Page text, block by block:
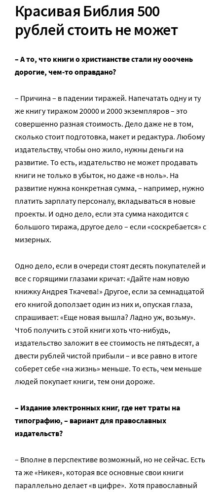
Красивая Библия 500
рублей стоить не может
– А то, что книги о христианстве стали ну ооочень
дорогие, чем-то оправдано?
– Причина – в падении тиражей. Напечатать одну и ту
же книгу тиражом 20000 и 2000 экземпляров – это
совершенно разная стоимость. Дело даже не в том,
сколько стоит подготовка, макет и редактура. Любому
издательству, чтобы оно жило, нужны деньги на
развитие. То есть, издательство не может продавать
книги не только в убыток, но даже «в ноль». На
развитие нужна конкретная сумма, – например, нужно
платить зарплату персоналу, вкладываться в новые
проекты. И одно дело, если эта сумма находится с
большого тиража, другое дело – если «соскребается» с
мизерных.
Одно дело, если в очереди стоят десять покупателей и
все с горящими глазами кричат: «Дайте нам новую
книжку Андрея Ткачева!» Другое, если за семнадцатой
его книгой доползает один из них и, опуская глаза,
спрашивает: «Еще новая вышла? Ладно уж, возьму».
Чтоб получить с этой книги хоть что-нибудь,
издательство заложит в ее стоимость не пятьдесят, а
двести рублей чистой прибыли – и все равно в итоге
соберет себе «на жизнь» меньше. То есть, чем меньше
людей покупает книги, тем они дороже.
– Издание электронных книг, где нет траты на
типографию, – вариант для православных
издательств?
– Вполне в перспективе возможный, но не сейчас. Есть
та же «Никея», которая все основные свои книги
параллельно делает «в цифре». Хотя православный